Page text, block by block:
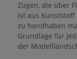
Zügen, die über
ist aus
zu handhaben
Grundlage für
der